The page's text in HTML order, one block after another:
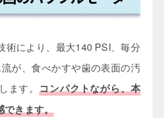
術により、最大140 PSI、毎分
が、食べかすや歯の表面の汚
ます。コンパクトながら、本
きます。